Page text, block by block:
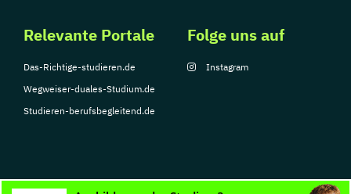
Relevante Portale
Das-Richtige-studieren.de
Wegweiser-duales-Studium.de
Studieren-berufsbegleitend.de
Folge uns auf
Instagram